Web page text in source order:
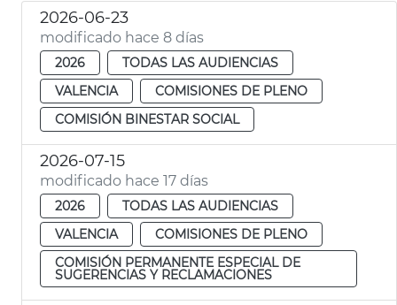
2026-06-23
modificado hace 8 días
2026
TODAS LAS AUDIENCIAS
VALENCIA
COMISIONES DE PLENO
COMISIÓN BINESTAR SOCIAL
2026-07-15
modificado hace 17 días
2026
TODAS LAS AUDIENCIAS
VALENCIA
COMISIONES DE PLENO
COMISIÓN PERMANENTE ESPECIAL DE
SUGERENCIAS Y RECLAMACIONES